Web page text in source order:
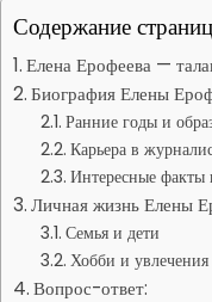
Содержание
Елена Ерофеева —
Биография Елены
Ранние годы и
Карьера в
Интересные факты
Личная жизнь Елены
Семья и дети
Хобби и увлечения
Вопрос-ответ: